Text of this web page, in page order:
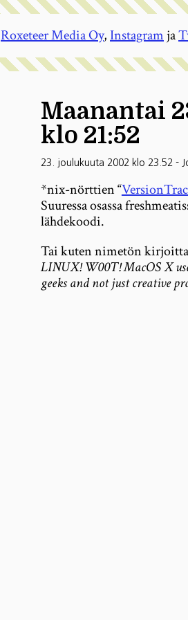
Maanantai
klo 21:52
23. joulukuuta 2002 klo 23.52 -
*nix-nörttien “
Suuressa osassa
lähdekoodi.
Tai kuten nimetön
LINUX! W00T! MacOS X
geeks and not just creative
Roxeteer Media Oy,Instagramja